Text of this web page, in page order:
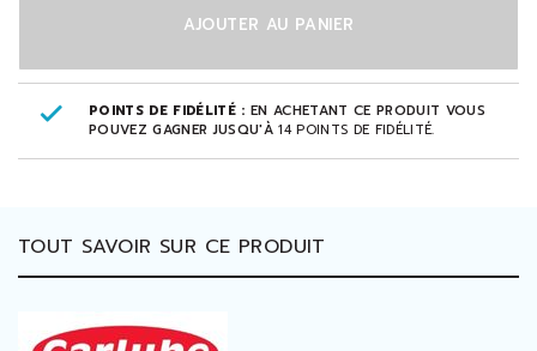
AJOUTER AU PANIER
POINTS DE FIDÉLITÉ : EN ACHETANT CE PRODUIT VOUS
POUVEZ GAGNER JUSQU'À14POINTS DE FIDÉLITÉ.
TOUT SAVOIR SUR CE PRODUIT